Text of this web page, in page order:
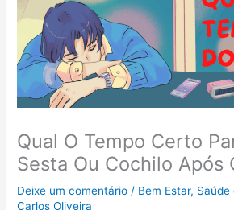
Qual O Tempo Certo
Sesta Ou Cochilo Após
Deixe um comentário / Bem Estar, Saúde
Carlos Oliveira